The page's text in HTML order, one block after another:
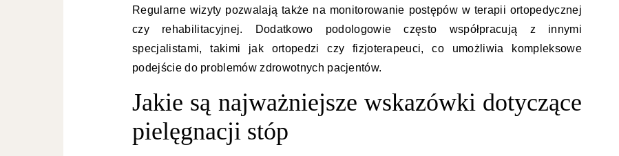
Regularne wizyty pozwalają także na monitorowanie postępów w terapii ortopedycznej
czy rehabilitacyjnej. Dodatkowo podologowie często współpracują z innymi
specjalistami, takimi jak ortopedzi czy fizjoterapeuci, co umożliwia kompleksowe
podejście do problemów zdrowotnych pacjentów.
Jakie są najważniejsze wskazówki dotyczące
pielęgnacji stóp